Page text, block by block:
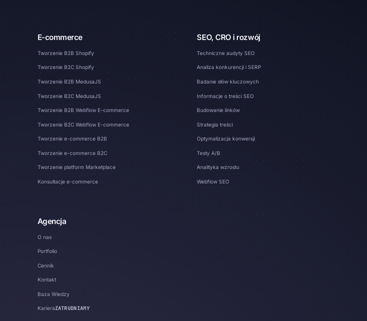
E-commerce
Tworzenie B2B Shopify
Tworzenie B2C Shopify
Tworzenie B2B MedusaJS
Tworzenie B2C MedusaJS
Tworzenie B2B Webflow E-commerce
Tworzenie B2C Webflow E-commerce
Tworzenie e-commerce B2B
Tworzenie e-commerce B2C
Tworzenie platform Marketplace
Konsultacje e-commerce
SEO, CRO i rozwój
Techniczne audyty SEO
Analiza konkurencji i SERP
Badanie słów kluczowych
Informacje o treści SEO
Budowanie linków
Strategia treści
Optymalizacja konwersji
Testy A/B
Analityka wzrostu
Webflow SEO
Agencja
O nas
Portfolio
Cennik
Kontakt
Baza Wiedzy
KarieraZATRUDNIAMY